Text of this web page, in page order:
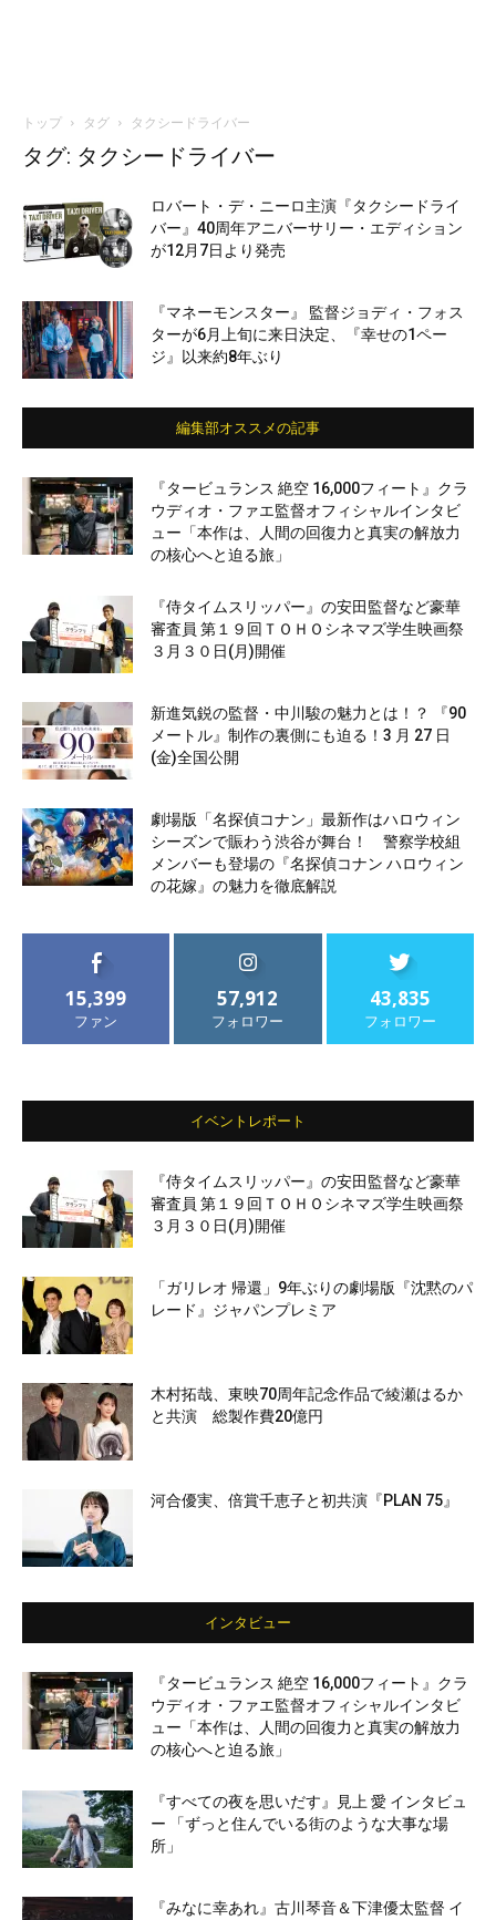
トップ タグ タクシードライバー
タグ: タクシードライバー
ロバート・デ・ニーロ主演『タクシードライ
バー』40周年アニバーサリー・エディション
が12月7日より発売
『マネーモンスター』 監督ジョディ・フォス
ターが6月上旬に来日決定、『幸せの1ペー
ジ』以来約8年ぶり
編集部オススメの記事
『タービュランス 絶空 16,000フィート』クラ
ウディオ・ファエ監督オフィシャルインタビ
ュー「本作は、人間の回復力と真実の解放力
の核心へと迫る旅」
『侍タイムスリッパー』の安田監督など豪華
審査員 第１９回ＴＯＨＯシネマズ学生映画祭
３月３０日(月)開催
新進気鋭の監督・中川駿の魅力とは！？ 『90
メートル』制作の裏側にも迫る！3 月 27 日
(金)全国公開
劇場版「名探偵コナン」最新作はハロウィン
シーズンで賑わう渋谷が舞台！ 警察学校組
メンバーも登場の『名探偵コナン ハロウィン
の花嫁』の魅力を徹底解説
15,399
ファン
57,912
フォロワー
43,835
フォロワー
イベントレポート
『侍タイムスリッパー』の安田監督など豪華
審査員 第１９回ＴＯＨＯシネマズ学生映画祭
３月３０日(月)開催
「ガリレオ 帰還」9年ぶりの劇場版『沈黙のパ
レード』ジャパンプレミア
木村拓哉、東映70周年記念作品で綾瀬はるか
と共演 総製作費20億円
河合優実、倍賞千恵子と初共演『PLAN 75』
インタビュー
『タービュランス 絶空 16,000フィート』クラ
ウディオ・ファエ監督オフィシャルインタビ
ュー「本作は、人間の回復力と真実の解放力
の核心へと迫る旅」
『すべての夜を思いだす』見上 愛 インタビュ
ー 「ずっと住んでいる街のような大事な場
所」
『みなに幸あれ』古川琴音＆下津優太監督 イ